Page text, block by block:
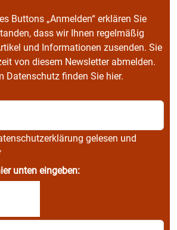
Buttons „Anmelden“ erklären Sie
dass wir Ihnen regelmäßig
und Informationen zusenden. Sie
von diesem Newsletter abmelden.
Datenschutz finden Sie hier.
gelesen und
unten eingeben: